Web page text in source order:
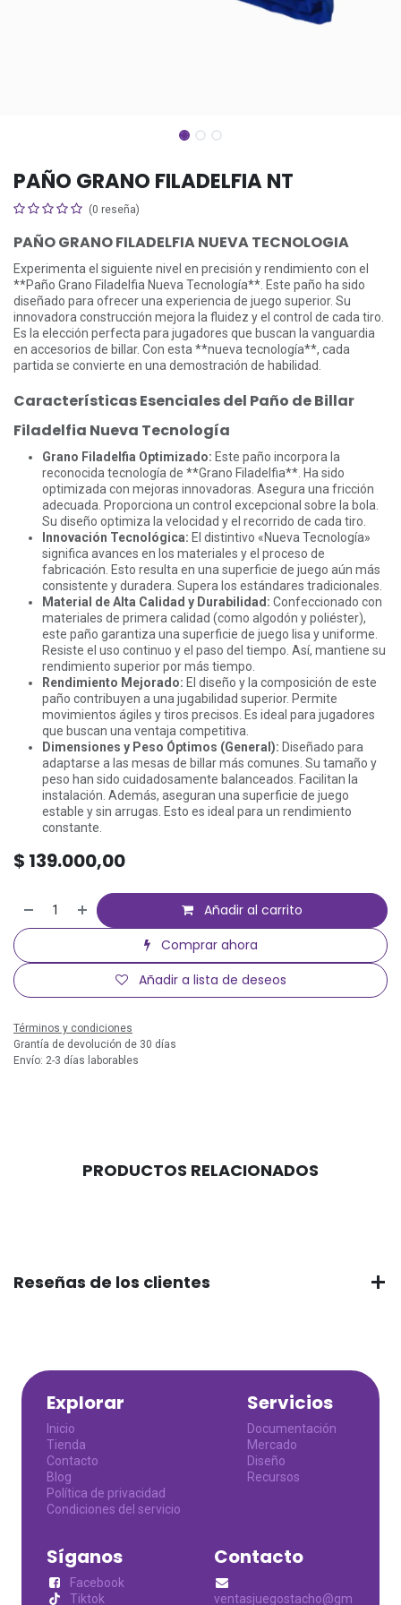
PAÑO GRANO FILADELFIA NT
(0 reseña)
PAÑO GRANO FILADELFIA NUEVA TECNOLOGIA
Experimenta el siguiente nivel en precisión y rendimiento con el
**Paño Grano Filadelfia Nueva Tecnología**. Este paño ha sido
diseñado para ofrecer una experiencia de juego superior. Su
innovadora construcción mejora la fluidez y el control de cada tiro.
Es la elección perfecta para jugadores que buscan la vanguardia
en accesorios de billar. Con esta **nueva tecnología**, cada
partida se convierte en una demostración de habilidad.
Características Esenciales del Paño de Billar
Filadelfia Nueva Tecnología
Grano Filadelfia Optimizado: Este paño incorpora la
reconocida tecnología de **Grano Filadelfia**. Ha sido
optimizada con mejoras innovadoras. Asegura una fricción
adecuada. Proporciona un control excepcional sobre la bola.
Su diseño optimiza la velocidad y el recorrido de cada tiro.
Innovación Tecnológica: El distintivo «Nueva Tecnología»
significa avances en los materiales y el proceso de
fabricación. Esto resulta en una superficie de juego aún más
consistente y duradera. Supera los estándares tradicionales.
Material de Alta Calidad y Durabilidad: Confeccionado con
materiales de primera calidad (como algodón y poliéster),
este paño garantiza una superficie de juego lisa y uniforme.
Resiste el uso continuo y el paso del tiempo. Así, mantiene su
rendimiento superior por más tiempo.
Rendimiento Mejorado: El diseño y la composición de este
paño contribuyen a una jugabilidad superior. Permite
movimientos ágiles y tiros precisos. Es ideal para jugadores
que buscan una ventaja competitiva.
Dimensiones y Peso Óptimos (General): Diseñado para
adaptarse a las mesas de billar más comunes. Su tamaño y
peso han sido cuidadosamente balanceados. Facilitan la
instalación. Además, aseguran una superficie de juego
estable y sin arrugas. Esto es ideal para un rendimiento
constante.
$ 139.000,00
Añadir al carrito
Comprar ahora
Añadir a lista de deseos
Términos y condiciones
Grantía de devolución de 30 días
Envío: 2-3 días laborables
PRODUCTOS RELACIONADOS
Reseñas de los clientes
Explorar
Inicio
Tienda
Contacto
Blog
Política de privacidad
Condiciones del servicio
Servicios
Documentación
Mercado
Diseño
Recursos
Síganos
Facebook
Tiktok
Contacto
ventasjuegostacho@gm